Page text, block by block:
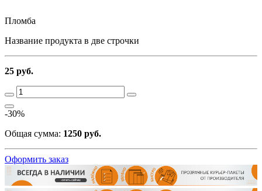
Пломба
Название продукта в две строчки
25 руб.
-30%
Общая сумма: 1250 руб.
Оформить заказ